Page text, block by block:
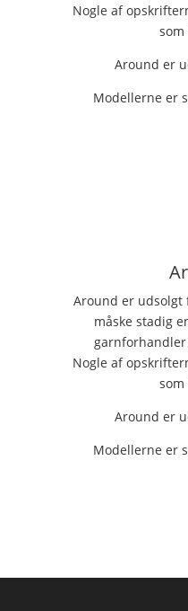
Nogle af
som
Around er
Modellerne er
Around er udsolgt
måske stadig
Nogle af
som
Around er
Modellerne er